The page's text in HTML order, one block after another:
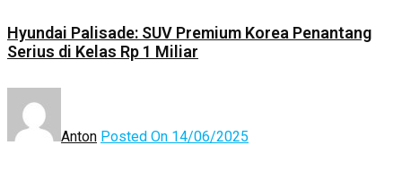
Hyundai Palisade: SUV Premium Korea Penantang
Serius di Kelas Rp 1 Miliar
Anton Posted On 14/06/2025